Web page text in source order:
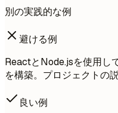
別の実践的な例
避ける例
ReactとNode.jsを使用し
を構築。プロジェクトの
良い例